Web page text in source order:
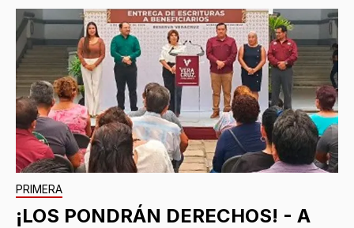
PRIMERA
¡LOS PONDRÁN DERECHOS! - A